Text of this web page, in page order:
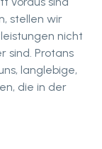
stellen wir
nicht
sind. Protans
langlebige,
die in der